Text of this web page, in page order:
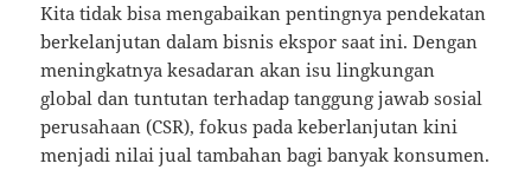
Kita tidak bisa mengabaikan pentingnya pendekatan
berkelanjutan dalam bisnis ekspor saat ini. Dengan
meningkatnya kesadaran akan isu lingkungan
global dan tuntutan terhadap tanggung jawab sosial
perusahaan (CSR), fokus pada keberlanjutan kini
menjadi nilai jual tambahan bagi banyak konsumen.